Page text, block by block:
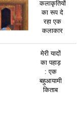
कलाकृतियों
का रूप दे
रहा एक
कलाकार
मेरी यादों
का पहाड़
: एक
बहुआयामी
किताब